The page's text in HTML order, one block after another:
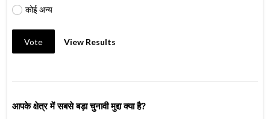
कोई अन्य
Vote View Results
आपके क्षेत्र में सबसे बड़ा चुनावी मुद्दा क्या है?